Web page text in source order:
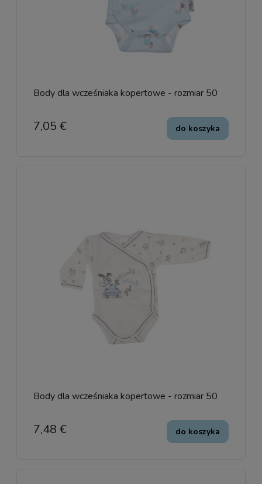
Body dla wcześniaka kopertowe - rozmiar 50
7,05 € do koszyka
Body dla wcześniaka kopertowe - rozmiar 50
7,48 € do koszyka